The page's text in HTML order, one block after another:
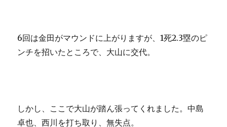
6回は金田がマウンドに上がりますが、1死2.3塁のピ
ンチを招いたところで、大山に交代。
しかし、ここで大山が踏ん張ってくれました。中島
卓也、西川を打ち取り、無失点。